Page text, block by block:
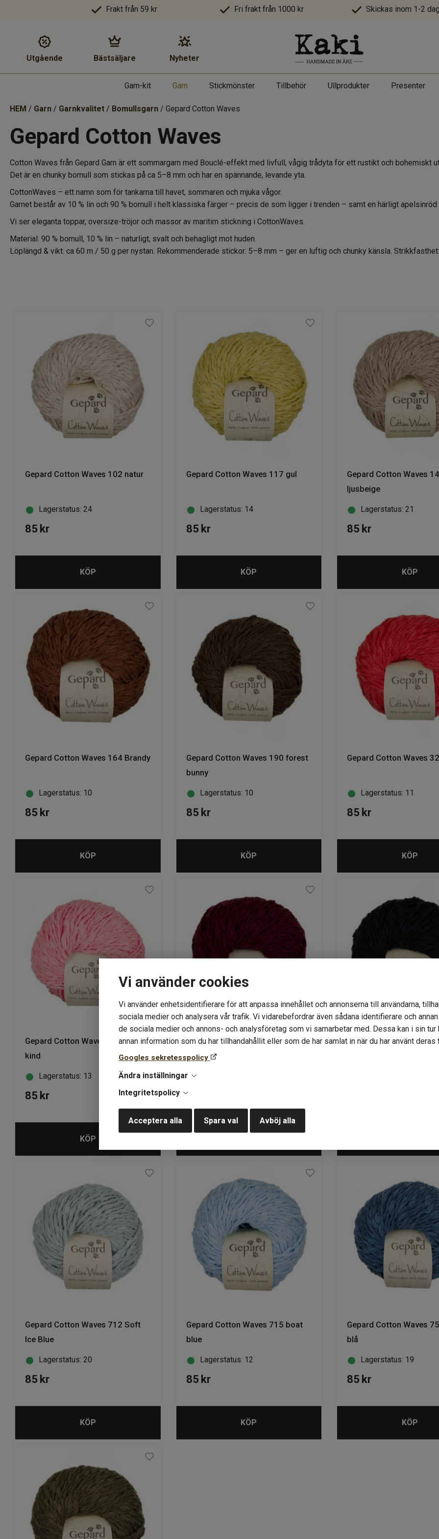
Vi använder cookies
Vi använder enhetsidentifierare för att anpassa innehållet och annonserna till användarna,
sociala medier och analysera vår trafik. Vi vidarebefordrar även sådana identifierare och
de sociala medier och annons- och analysföretag som vi samarbetar med. Dessa kan i sin
annan information som du har tillhandahållit eller som de har samlat in när du har använt deras
Googles sekretesspolicy
Ändra inställningar
Integritetspolicy
Acceptera alla Spara val Avböj alla
Frakt från 59 kr Fri frakt från 1000 kr Skickas inom 1-2
Utgående Bästsäljare Nyheter
Garn-kit Garn Stickmönster Tillbehör Ullprodukter Presenter
HEM / Garn / Garnkvalitet / Bomullsgarn / Gepard Cotton Waves
Gepard Cotton Waves
Cotton Waves från Gepard Garn är ett sommargarn med Bouclé-effekt med livfull, vågig trådyta för ett rustikt och bohemiskt
Det är en chunky bomull som stickas på ca 5–8 mm och har en spännande, levande yta.
CottonWaves – ett namn som för tankarna till havet, sommaren och mjuka vågor.
Garnet består av 10 % lin och 90 % bomull i helt klassiska färger – precis de som ligger i trenden – samt en härligt
Vi ser eleganta toppar, oversize-tröjor och massor av maritim stickning i CottonWaves.
Material: 90 % bomull, 10 % lin – naturligt, svalt och behagligt mot huden.
Löplängd & vikt: ca 60 m / 50 g per nystan. Rekommenderade stickor: 5–8 mm – ger en luftig och chunky känsla.
Gepard Cotton Waves 102 natur
Lagerstatus: 24
85 kr
KÖP
Gepard Cotton Waves 117 gul
Lagerstatus: 14
85 kr
KÖP
Gepard Cotton Waves
ljusbeige
Lagerstatus: 21
85 kr
KÖP
Gepard Cotton Waves 164 Brandy
Lagerstatus: 10
85 kr
KÖP
Gepard Cotton Waves 190 forest
bunny
Lagerstatus: 10
85 kr
KÖP
Gepard Cotton Waves
Lagerstatus: 11
85 kr
KÖP
Gepard Cotton Waves 450 rosa
kind
Lagerstatus: 13
85 kr
KÖP
Gepard Cotton Waves 472 deep
cherry
85
Gepard Cotton Waves
Gepard Cotton Waves 712 Soft
Ice Blue
Lagerstatus: 20
85 kr
KÖP
Gepard Cotton Waves 715 boat
blue
Lagerstatus: 12
85 kr
KÖP
Gepard Cotton Waves
blå
Lagerstatus: 19
85 kr
KÖP